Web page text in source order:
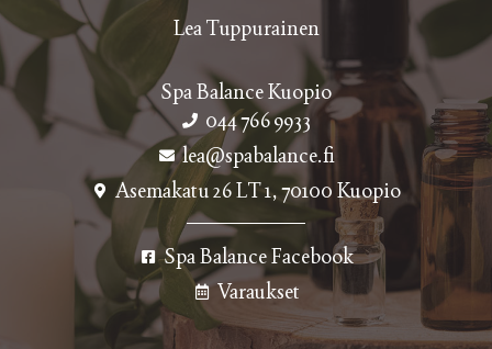
Lea Tuppurainen
Spa Balance Kuopio
044 766 9933
lea@spabalance.fi
Asemakatu 26 LT 1, 70100 Kuopio
Spa Balance Facebook
Varaukset